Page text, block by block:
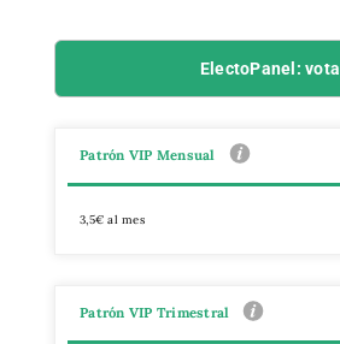
ElectoPanel: vota
Patrón VIP Mensual
3,5€ al mes
Patrón VIP Trimestral